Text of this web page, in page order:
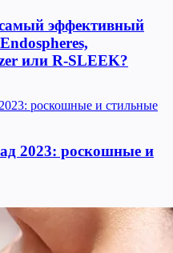
эффективный
или R-SLEEK?
2023: роскошные и